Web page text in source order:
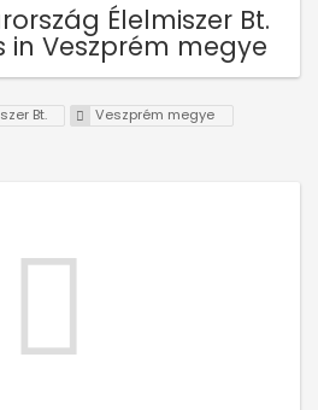
Élelmiszer Bt.
in Veszprém megye
Bt.
Veszprém megye